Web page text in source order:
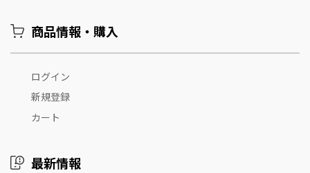
商品情報・購入
ログイン
新規登録
カート
最新情報